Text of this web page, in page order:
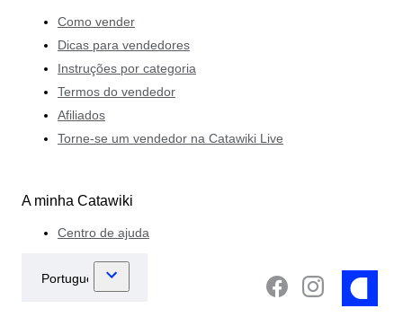
Como vender
Dicas para vendedores
Instruções por categoria
Termos do vendedor
Afiliados
Torne-se um vendedor na Catawiki Live
A minha Catawiki
Centro de ajuda